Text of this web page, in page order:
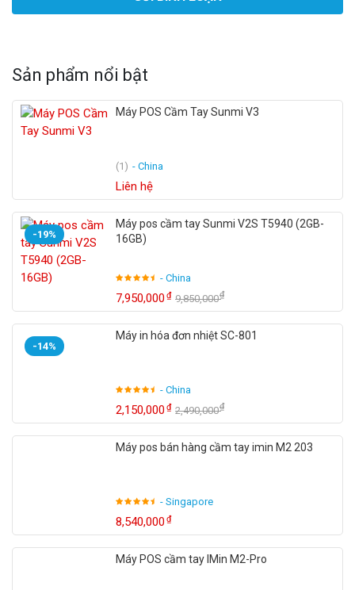
Sản phẩm nổi bật
Máy POS Cầm Tay Sunmi V3
(1) - China
Liên hệ
-19%
Máy pos cầm tay Sunmi V2S T5940 (2GB-
16GB)
- China
7,950,000₫ 9,850,000₫
-14%
Máy in hóa đơn nhiệt SC-801
- China
2,150,000₫ 2,490,000₫
Máy pos bán hàng cầm tay imin M2 203
- Singapore
8,540,000₫
Máy POS cầm tay IMin M2-Pro